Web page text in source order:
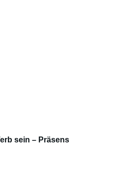
sein – Präsens